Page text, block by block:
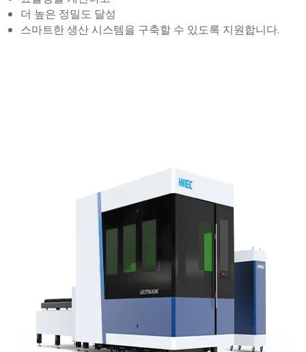
더 높은 정밀도 달성
스마트한 생산 시스템을 구축할 수 있도록 지원합니다.